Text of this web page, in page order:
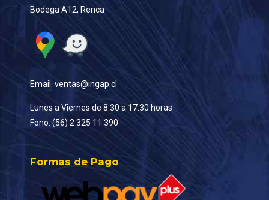
Bodega A12, Renca
Email: ventas@ingap.cl
Lunes a Viernes de 8:30 a 17:30 horas
Fono: (56) 2 325 11 390
Formas de Pago